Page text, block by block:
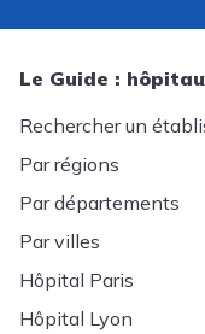
Le Guide :
Rechercher un
Par régions
Par départements
Par villes
Hôpital Paris
Hôpital Lyon